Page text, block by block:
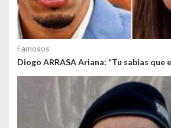
Famosos
Diogo ARRASA Ariana: “Tu sabias que